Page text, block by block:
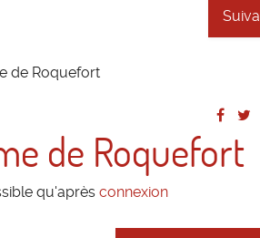
de Roquefort
de Roquefort
qu'après connexion